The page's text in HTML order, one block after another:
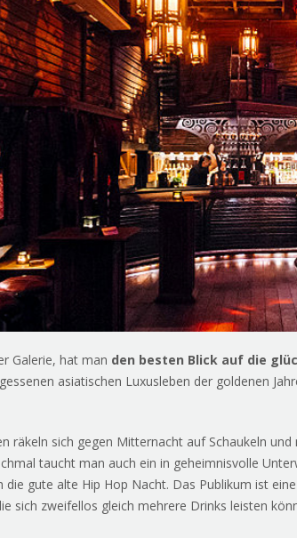
Galerie, hat man den besten Blick auf die
asiatischen Luxusleben der goldenen
räkeln sich gegen Mitternacht auf Schaukeln
taucht man auch ein in geheimnisvolle
die gute alte Hip Hop Nacht. Das Publikum ist
sich zweifellos gleich mehrere Drinks leisten